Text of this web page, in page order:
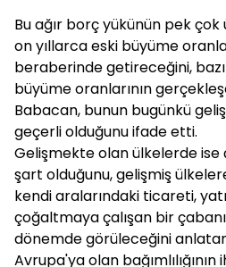
Bu ağır borç yükünün pek
on yıllarca eski büyüme
beraberinde getireceğini,
büyüme oranlarının
Babacan, bunun bugünkü
geçerli olduğunu ifade etti.
Gelişmekte olan ülkelerde ise
şart olduğunu, gelişmiş
kendi aralarındaki ticareti,
çoğaltmaya çalışan bir
dönemde görüleceğini
Avrupa'ya olan bağımlılığının